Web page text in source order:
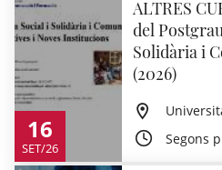
16
SET/26
ALTRES
del
Solidària i
(2026)
Segons